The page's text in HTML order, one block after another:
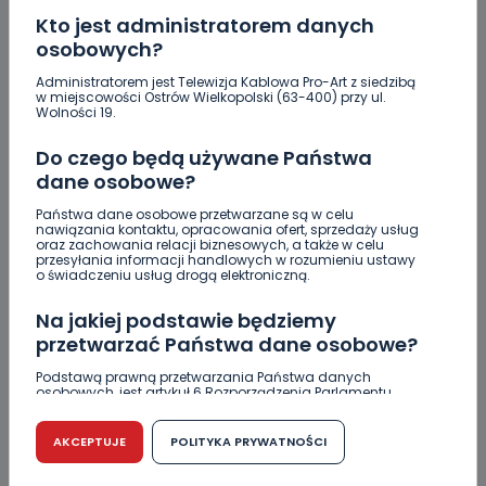
Kto jest administratorem danych
osobowych?
Administratorem jest Telewizja Kablowa Pro-Art z siedzibą
w miejscowości Ostrów Wielkopolski (63-400) przy ul.
Wolności 19.
Do czego będą używane Państwa
dane osobowe?
Państwa dane osobowe przetwarzane są w celu
nawiązania kontaktu, opracowania ofert, sprzedaży usług
oraz zachowania relacji biznesowych, a także w celu
przesyłania informacji handlowych w rozumieniu ustawy
o świadczeniu usług drogą elektroniczną.
Na jakiej podstawie będziemy
przetwarzać Państwa dane osobowe?
Podstawą prawną przetwarzania Państwa danych
osobowych, jest artykuł 6 Rozporządzenia Parlamentu
r. w sprawie ochrony osób fizycznych w związku z
przetwarzaniem danych osobowych w sprawie
swobodnego przepływu takich danych oraz uchylenia
dyrektywy 95/46/WE (RODO).
AKCEPTUJE POLITYKA PRYWATNOŚCI
[WIDEO]
Wspiera amerykańskie talenty [WIDEO]
się ich pozbyć!
Bójka z użyciem noża. Zatrzymano czterech
mężczyzn z Ostrowa
Skomentuj ten wpis jako pierwszy!